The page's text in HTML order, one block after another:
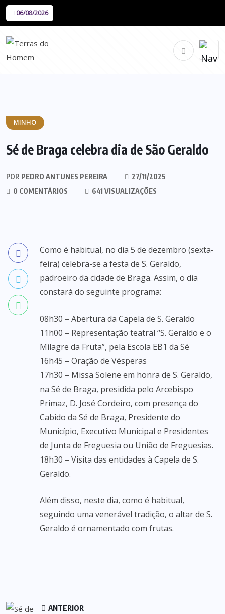
06/08/2026
MINHO
Sé de Braga celebra dia de São Geraldo
POR PEDRO ANTUNES PEREIRA
27/11/2025
0 COMENTÁRIOS
641 VISUALIZAÇÕES
Como é habitual, no dia 5 de dezembro (sexta-
feira) celebra-se a festa de S. Geraldo,
padroeiro da cidade de Braga. Assim, o dia
constará do seguinte programa:
08h30 – Abertura da Capela de S. Geraldo
11h00 – Representação teatral “S. Geraldo e o
Milagre da Fruta”, pela Escola EB1 da Sé
16h45 – Oração de Vésperas
17h30 – Missa Solene em honra de S. Geraldo,
na Sé de Braga, presidida pelo Arcebispo
Primaz, D. José Cordeiro, com presença do
Cabido da Sé de Braga, Presidente do
Município, Executivo Municipal e Presidentes
de Junta de Freguesia ou União de Freguesias.
18h30 – Visita das entidades à Capela de S.
Geraldo.
Além disso, neste dia, como é habitual,
seguindo uma venerável tradição, o altar de S.
Geraldo é ornamentado com frutas.
ANTERIOR